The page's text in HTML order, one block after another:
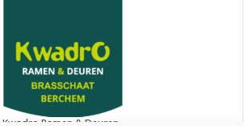
Kwadro Ramen & Deuren